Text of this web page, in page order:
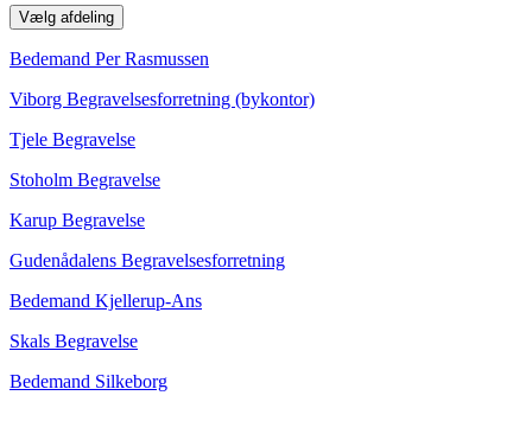
Vælg afdeling
Bedemand Per Rasmussen
Viborg Begravelsesforretning (bykontor)
Tjele Begravelse
Stoholm Begravelse
Karup Begravelse
Gudenådalens Begravelsesforretning
Bedemand Kjellerup-Ans
Skals Begravelse
Bedemand Silkeborg